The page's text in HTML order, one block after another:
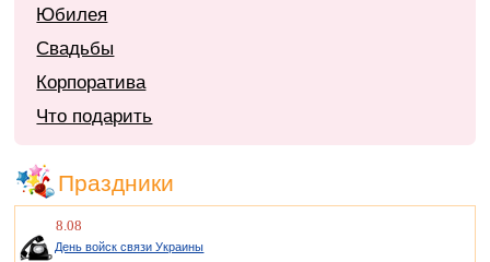
Юбилея
Свадьбы
Корпоратива
Что подарить
Праздники
8.08
День войск связи Украины